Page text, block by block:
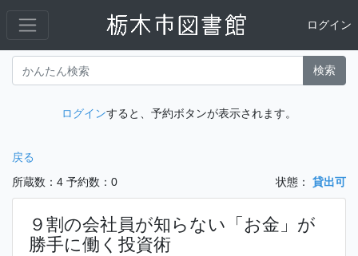
ログイン
検索
ログインすると、予約ボタンが表示されます。
戻る
所蔵数：4 予約数：0 状態： 貸出可
９割の会社員が知らない「お金」が
勝手に働く投資術